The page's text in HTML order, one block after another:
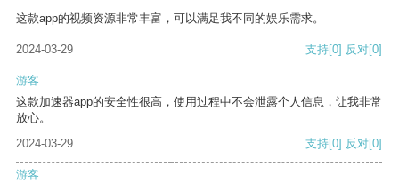
这款app的视频资源非常丰富，可以满足我不同的娱乐需求。
2024-03-29 支持[0] 反对[0]
游客
这款加速器app的安全性很高，使用过程中不会泄露个人信息，让我非常
放心。
2024-03-29
支持[0] 反对[0]
游客